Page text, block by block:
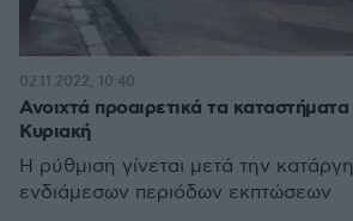
Ανοιχτά προαιρετικά τα
Κυριακή
Η ρύθμιση γίνεται μετά την
ενδιάμεσων περιόδων εκπτώσεων
02.11.2022, 10:40